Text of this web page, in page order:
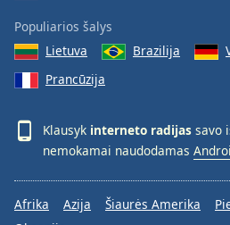
Populiarios šalys
Lietuva
Brazilija
Prancūzija
Klausyk interneto radijas savo
nemokamai naudodamas
Afrika Azija Šiaurės Amerika